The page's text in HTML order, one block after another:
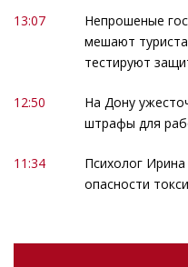
13:07
Непрошеные
мешают
тестируют
12:50
На Дону
штрафы для
11:34
Психолог
опасности